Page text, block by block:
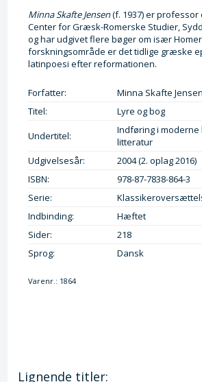
Minna Skafte Jensen(f. 1937) er professor
Center for Græsk-Romerske Studier,
og har udgivet flere bøger om især
forskningsområde er det tidlige græske
latinpoesi efter reformationen.
Forfatter:
Minna Skafte Jensen
Titel:
Lyre og bog
Undertitel:
Indføring i
litteratur
Udgivelsesår:
2004 (2. oplag 2016)
ISBN:
978-87-7838-864-3
Serie:
Indbinding:
Hæftet
Sider:
218
Sprog:
Dansk
Varenr.: 1864
Lignende titler: